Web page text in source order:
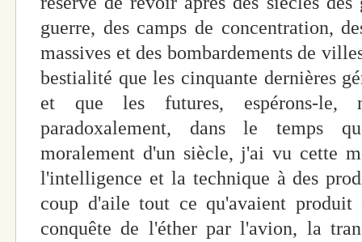
guerre, des camps de concentration,
massives et des bombardements de
bestialité que les cinquante dernières
et que les futures, espérons-le,
paradoxalement, dans le temps
moralement d'un siècle, j'ai vu cette
l'intelligence et la technique à des
coup d'aile tout ce qu'avaient produit
conquête de l'éther par l'avion, la